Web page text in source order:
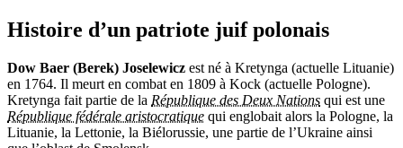
Histoire d’un patriote juif polonais
Dow Baer (Berek) Joselewicz est né à Kretynga (actuelle Lituanie)
en 1764. Il meurt en combat en 1809 à Kock (actuelle Pologne).
Kretynga fait partie de la République des Deux Nations qui est une
République fédérale aristocratique qui englobait alors la Pologne, la
Lituanie, la Lettonie, la Biélorussie, une partie de l’Ukraine ainsi